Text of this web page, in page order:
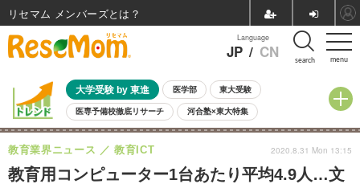
menu
Language
JP / CN search
大学受験 by 東進 医学部 東大受験
医専予備校徹底リサーチ 河合塾×東大特集
親子で考える大学選び 高校受験 中学受験 小学校受験
共通テスト 夏休み 8月開催学校説明会・相談会
8月開催イベント・WS 全国公立高校 過去問 人気記事
教育用コンピューター1台あたり平均4.9人…文
教育業界ニュース 教育ICT 2020.8.31 Mon 13:15
リセマム メンバーズ